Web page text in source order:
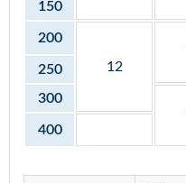
150
200
12
250
300
400